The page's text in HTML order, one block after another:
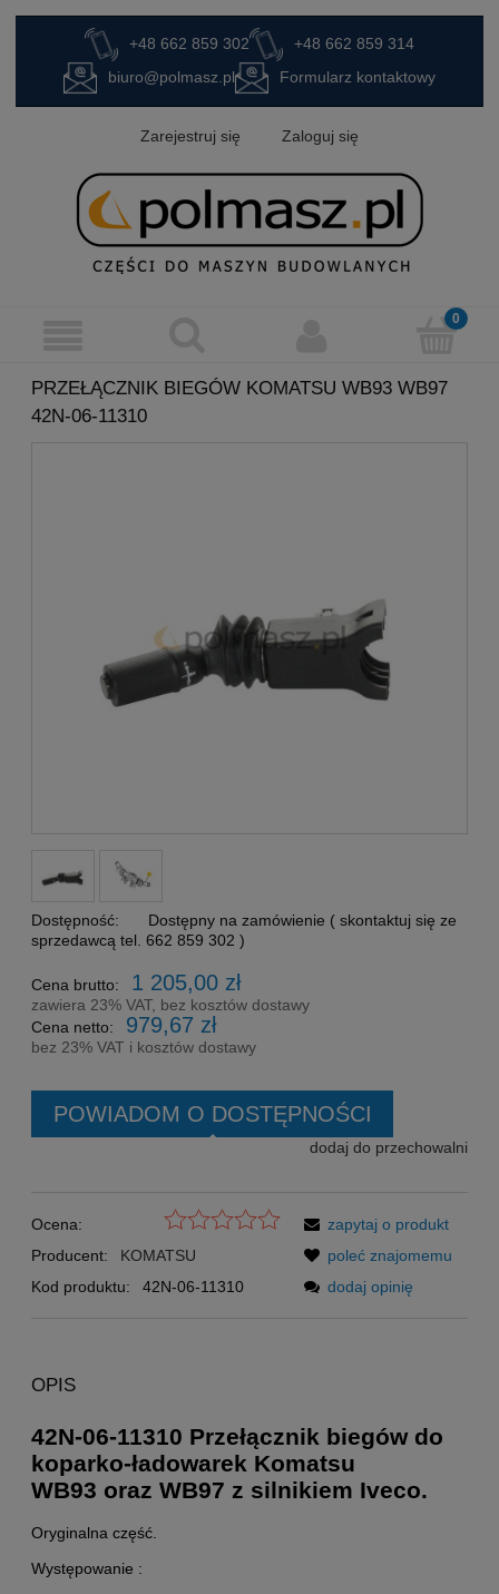
+48 662 859 302
+48 662 859 314
biuro@polmasz.pl
Formularz kontaktowy
Zarejestruj się Zaloguj się
PRZEŁĄCZNIK BIEGÓW KOMATSU WB93 WB97
42N-06-11310
Dostępność:
Dostępny na zamówienie ( skontaktuj się ze
sprzedawcą tel. 662 859 302 )
Cena brutto: 1 205,00 zł
zawiera 23% VAT, bez kosztów dostawy
Cena netto:
979,67 zł
bez 23% VAT i kosztów dostawy
POWIADOM O DOSTĘPNOŚCI
dodaj do przechowalni
Ocena:
Producent:
KOMATSU
Kod produktu:
42N-06-11310
zapytaj o produkt
poleć znajomemu
dodaj opinię
OPIS
42N-06-11310 Przełącznik biegów do
koparko-ładowarek Komatsu
WB93 oraz WB97 z silnikiem Iveco.
Oryginalna część.
Występowanie :